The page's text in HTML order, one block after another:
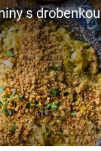
s drobenkou